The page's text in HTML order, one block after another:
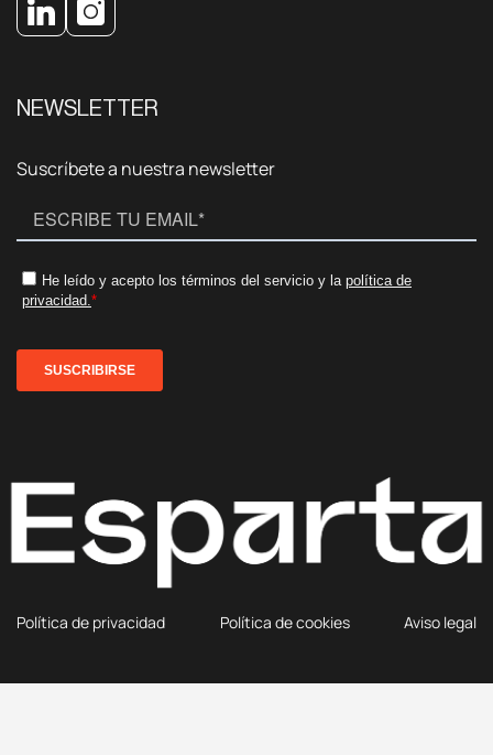
NEWSLETTER
Suscríbete a nuestra newsletter
Política de privacidad Política de cookies Aviso legal